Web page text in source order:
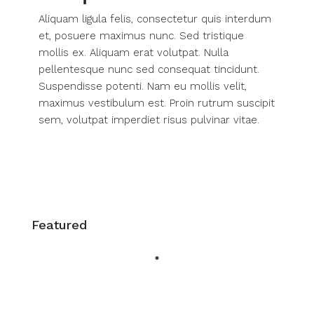
Aliquam ligula felis, consectetur quis interdum
et, posuere maximus nunc. Sed tristique
mollis ex. Aliquam erat volutpat. Nulla
pellentesque nunc sed consequat tincidunt.
Suspendisse potenti. Nam eu mollis velit,
maximus vestibulum est. Proin rutrum suscipit
sem, volutpat imperdiet risus pulvinar vitae.
Featured